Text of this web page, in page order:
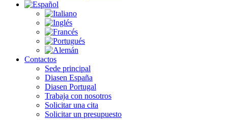
Contactos
Sede principal
Diasen España
Diasen Portugal
Trabaja con nosotros
Solicitar una cita
Solicitar un presupuesto